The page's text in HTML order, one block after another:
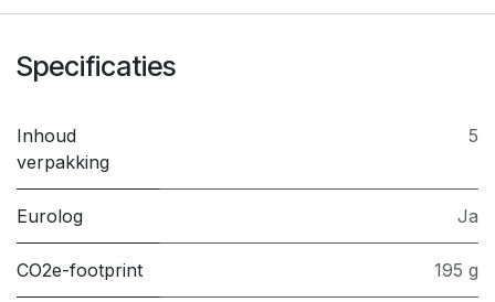
Specificaties
Inhoud
verpakking
5
Eurolog Ja
CO2e-footprint 195 g